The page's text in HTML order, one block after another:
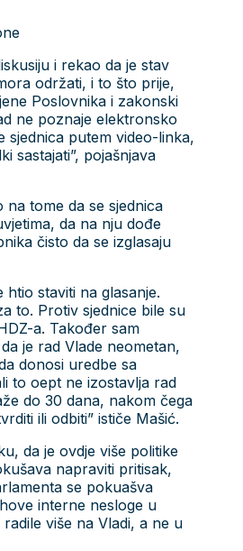
i rekao da je stav
održati, i to što prije,
Poslovnika i zakonski
ne poznaje elektronsko
sjednica putem video-linka,
sastajati”, pojašnjava
na tome da se sjednica
da na nju dođe
čisto da se izglasaju
htio staviti na glasanje.
to. Protiv sjednice bile su
a. Također sam
je rad Vlade neometan,
donosi uredbe sa
to oept ne izostavlja rad
do 30 dana, nakom čega
ili odbiti” ističe Mašić.
da je ovdje više politike
napraviti pritisak,
se pokuašva
interne nesloge u
više na Vladi, a ne u